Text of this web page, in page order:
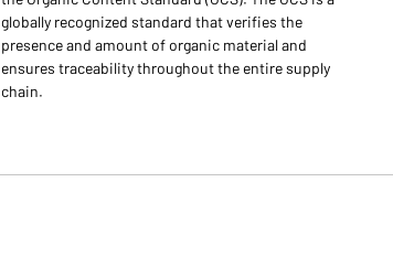
globally recognized standard that verifies the
presence and amount of organic material and
ensures traceability throughout the entire supply
chain.